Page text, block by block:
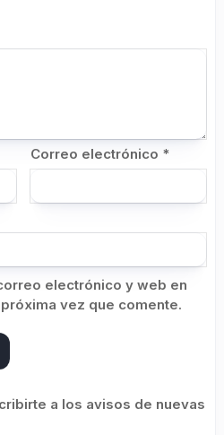
Correo electrónico *
electrónico y web en
vez que comente.
a los avisos de nuevas